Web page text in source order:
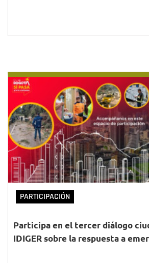
PARTICIPACIÓN
Participa en el tercer diálogo
IDIGER sobre la respuesta a